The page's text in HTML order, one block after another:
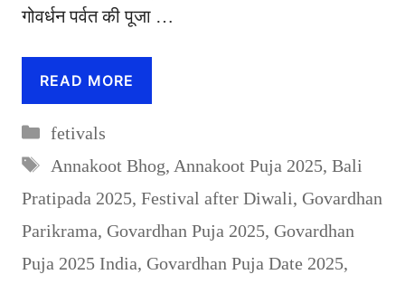
गोवर्धन पर्वत की पूजा …
READ MORE
Categories
fetivals
Tags
Annakoot Bhog, Annakoot Puja 2025, Bali
Pratipada 2025, Festival after Diwali, Govardhan
Parikrama, Govardhan Puja 2025, Govardhan
Puja 2025 India, Govardhan Puja Date 2025,